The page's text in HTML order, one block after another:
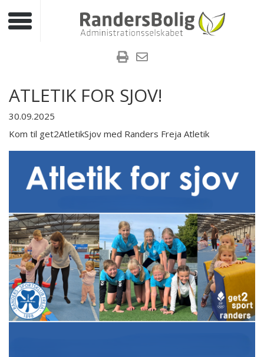
Toggle navigation
ATLETIK FOR SJOV!
30.09.2025
Kom til get2AtletikSjov med Randers Freja Atletik